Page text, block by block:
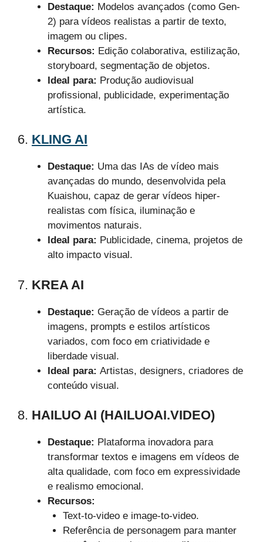
Destaque: Modelos avançados (como Gen-
2) para vídeos realistas a partir de texto,
imagem ou clipes.
Recursos: Edição colaborativa, estilização,
storyboard, segmentação de objetos.
Ideal para: Produção audiovisual
profissional, publicidade, experimentação
artística.
6. KLING AI
Destaque: Uma das IAs de vídeo mais
avançadas do mundo, desenvolvida pela
Kuaishou, capaz de gerar vídeos hiper-
realistas com física, iluminação e
movimentos naturais.
Ideal para: Publicidade, cinema, projetos de
alto impacto visual.
7. KREA AI
Destaque: Geração de vídeos a partir de
imagens, prompts e estilos artísticos
variados, com foco em criatividade e
liberdade visual.
Ideal para: Artistas, designers, criadores de
conteúdo visual.
8. HAILUO AI (HAILUOAI.VIDEO)
Destaque: Plataforma inovadora para
transformar textos e imagens em vídeos de
alta qualidade, com foco em expressividade
e realismo emocional.
Recursos:
Text-to-video e image-to-video.
Referência de personagem para manter